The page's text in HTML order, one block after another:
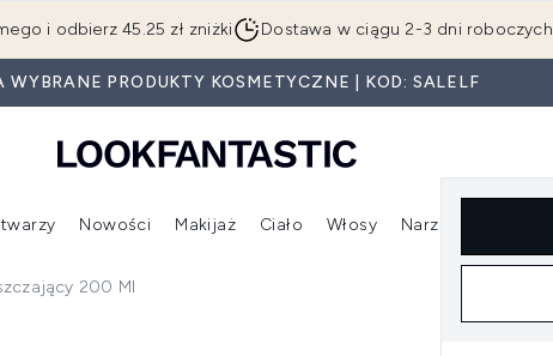
Przejdź do głównej treści
i odbierz 45.25 zł zniżki Dostawa w ciągu 2-3 dni roboczych
PRODUKTY KOSMETYCZNE | KOD: SALELF
do podmenu (Beauty Box)
Wejdź do podmenu (Marki) Wejdź do podmenu (Pielęgnacja twarzy)
Nowości
Wejdź do podmenu (Nowości)
Makijaż
Wejdź do podmenu (Makijaż)
Ciało Włosy Narzędzia
200 Ml
oczyszczający 200 ml